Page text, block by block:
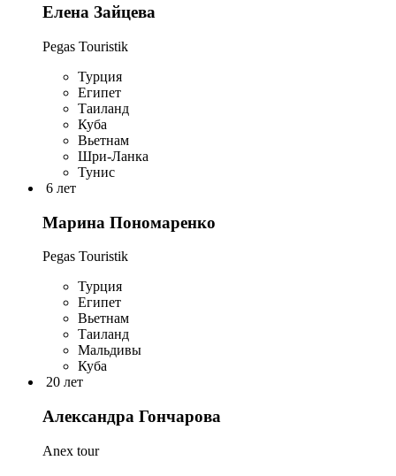
Елена Зайцева
Pegas Touristik
Турция
Египет
Таиланд
Куба
Вьетнам
Шри-Ланка
Тунис
6 лет
Марина Пономаренко
Pegas Touristik
Турция
Египет
Вьетнам
Таиланд
Мальдивы
Куба
20 лет
Александра Гончарова
Anex tour